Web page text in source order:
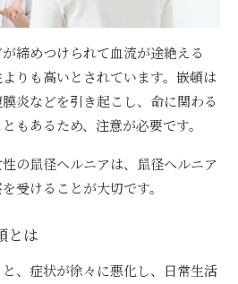
締めつけられて血流が途絶える
よりも高いとされています。嵌頓は
炎などを引き起こし、命に関わる
もあるため、注意が必要です。
の鼠径ヘルニアは、鼠径ヘルニア
受けることが大切です。
とは
、症状が徐々に悪化し、日常生活